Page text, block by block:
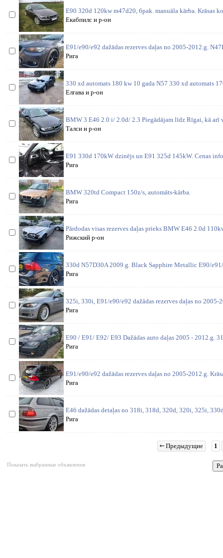
E90 320d 120kw m47d20, 6pak. manuāla kārba. Krāsas
Екабпилс и р-он
E91/e90/e92 dažādas rezerves daļas no 2005-2012.g.
Рига
330 xd automats 180 kw 10 gada N57 330 xd automats
Елгава и р-он
BMW 3 E46 2.0 i/ 2.0d/ 2.3 Piegādājam līdz Rīgai, kā arī
Талси и р-он
E91 330d 170kW dzinējs un E91 325d 145kW. Cenas
Рига
BMW 320td Compact 150z/s, automāts-kārba.
Рига
Pārdodas visas rezerves daļas prieks BMW E46 2.0d
Рижский р-он
330d N57D30A 2009.g. Black Sapphire Metallic E90/e91/
Рига
325i, 330i, E91/e90/e92 dažādas rezerves daļas no 2005-
Рига
E90 / E91/ E92/ E93 Dažādas auto daļas 2005 - 2012.g.
Рига
E91/e90/e92 dažādas rezerves daļas no 2005-2012.g.
Рига
E46 dažādas detaļas no 318i, 318d, 320d, 320i, 325i,
Рига
Предыдущие 1
Показать выбранные объявления